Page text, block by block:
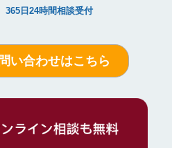
い合わせはこちら